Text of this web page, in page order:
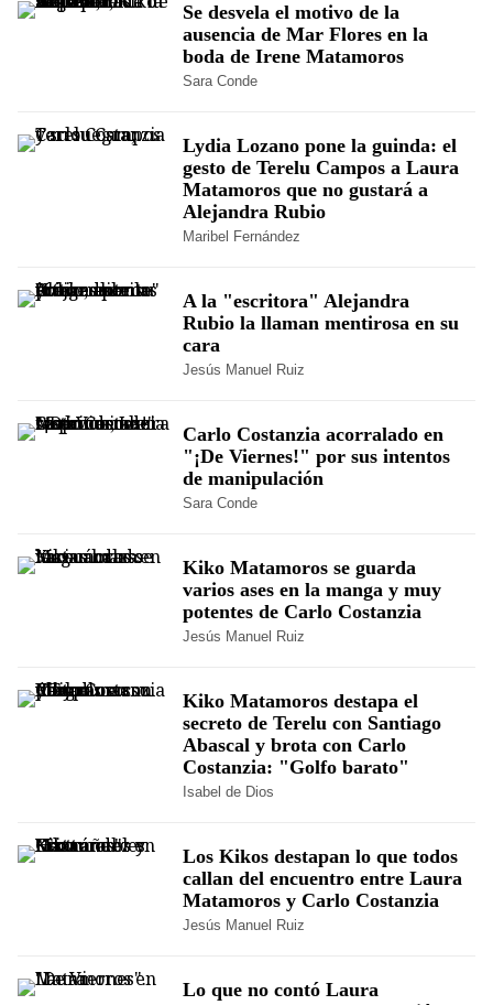
Se desvela el motivo de la
ausencia de Mar Flores en la
boda de Irene Matamoros
Sara Conde
Lydia Lozano pone la guinda: el
gesto de Terelu Campos a Laura
Matamoros que no gustará a
Alejandra Rubio
Maribel Fernández
A la "escritora" Alejandra
Rubio la llaman mentirosa en su
cara
Jesús Manuel Ruiz
Carlo Costanzia acorralado en
"¡De Viernes!" por sus intentos
de manipulación
Sara Conde
Kiko Matamoros se guarda
varios ases en la manga y muy
potentes de Carlo Costanzia
Jesús Manuel Ruiz
Kiko Matamoros destapa el
secreto de Terelu con Santiago
Abascal y brota con Carlo
Costanzia: "Golfo barato"
Isabel de Dios
Los Kikos destapan lo que todos
callan del encuentro entre Laura
Matamoros y Carlo Costanzia
Jesús Manuel Ruiz
Lo que no contó Laura